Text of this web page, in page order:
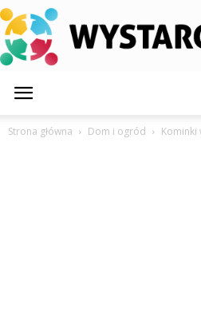
Strona główna Dom i ogród Kominki